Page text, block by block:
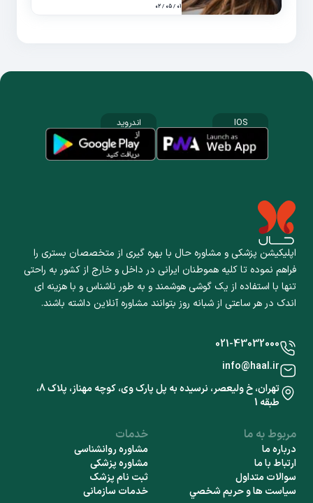
۰۱ / ۰۵ / ۰۲
اپلیکیشن پزشکی و مشاوره حال با بهره گیری از متخصصان بستری را
فراهم نموده تا کلیه هموطنان ایرانی در داخل و خارج از کشور به راحتی
تنها با استفاده از یک گوشی هوشمند و به طور ناشناس و با هزینه ای
اندک در هر ساعتی از شبانه روز بتوانند مشاوره آنلاین داشته باشند.
IOS اندروید
مربوط به ما
درباره ما
ارتباط با ما
سوالات متداول
سياست ها و حريم شخصي
خدمات
مشاوره روانشناسی
مشاوره پزشکی
ثبت نام پزشک
خدمات سازمانی
021-43032000
info@haal.ir
تهران، خ ولیعصر، نرسیده به پل پارک وی، کوچه مهناز، پلاک 8،
طبقه 1